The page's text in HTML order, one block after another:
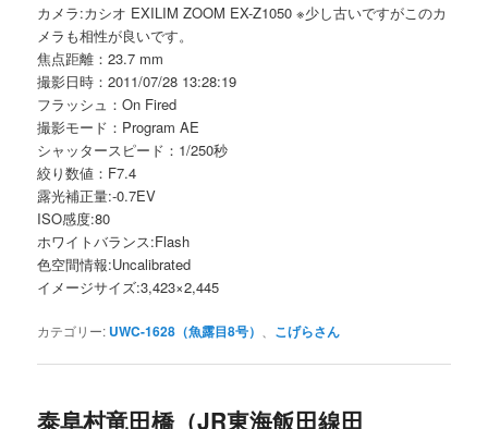
カメラ:カシオ EXILIM ZOOM EX-Z1050 ※少し古いですがこのカ
メラも相性が良いです。
焦点距離：23.7 mm
撮影日時：2011/07/28 13:28:19
フラッシュ：On Fired
撮影モード：Program AE
シャッタースピード：1/250秒
絞り数値：F7.4
露光補正量:-0.7EV
ISO感度:80
ホワイトバランス:Flash
色空間情報:Uncalibrated
イメージサイズ:3,423×2,445
カテゴリー: UWC-1628（魚露目8号） こげらさん
泰阜村竜田橋（JR東海飯田線田